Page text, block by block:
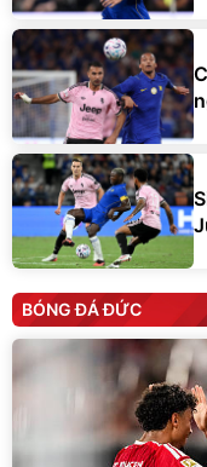
BÓNG ĐÁ ĐỨC